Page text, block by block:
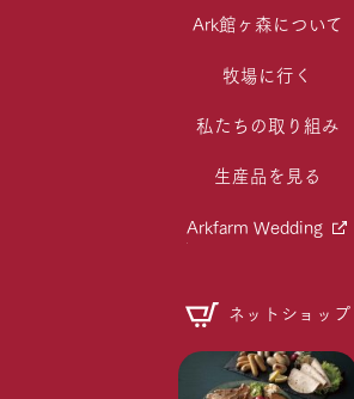
Ark館ヶ森について
牧場に行く
私たちの取り組み
生産品を見る
Arkfarm Wedding
ネットショップ